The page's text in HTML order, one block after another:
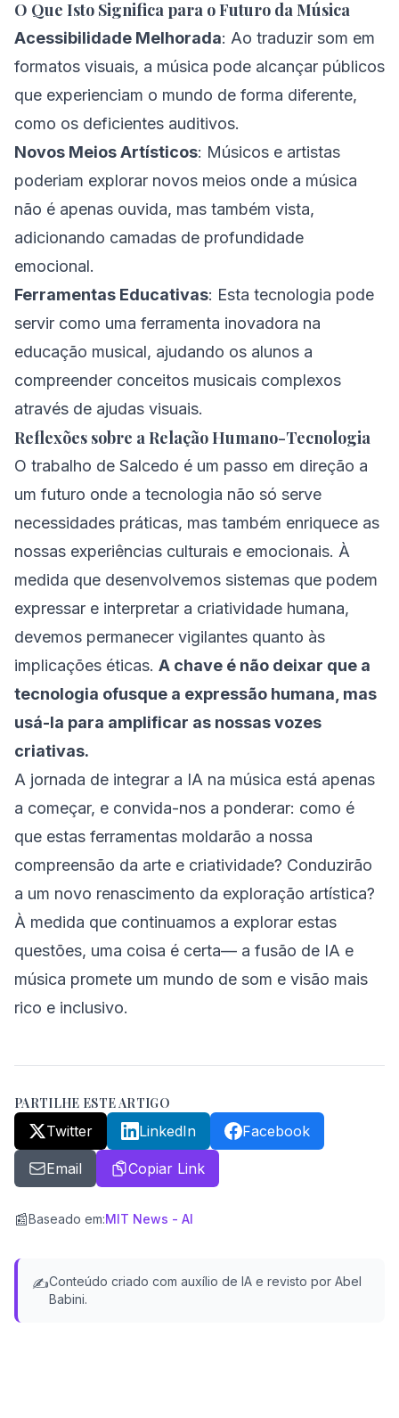
O Que Isto Significa para o Futuro da Música
Acessibilidade Melhorada: Ao traduzir som em
formatos visuais, a música pode alcançar públicos
que experienciam o mundo de forma diferente,
como os deficientes auditivos.
Novos Meios Artísticos: Músicos e artistas
poderiam explorar novos meios onde a música
não é apenas ouvida, mas também vista,
adicionando camadas de profundidade
emocional.
Ferramentas Educativas: Esta tecnologia pode
servir como uma ferramenta inovadora na
educação musical, ajudando os alunos a
compreender conceitos musicais complexos
através de ajudas visuais.
Reflexões sobre a Relação Humano-Tecnologia
O trabalho de Salcedo é um passo em direção a
um futuro onde a tecnologia não só serve
necessidades práticas, mas também enriquece as
nossas experiências culturais e emocionais. À
medida que desenvolvemos sistemas que podem
expressar e interpretar a criatividade humana,
devemos permanecer vigilantes quanto às
implicações éticas. A chave é não deixar que a
tecnologia ofusque a expressão humana, mas
usá-la para amplificar as nossas vozes
criativas.
A jornada de integrar a IA na música está apenas
a começar, e convida-nos a ponderar: como é
que estas ferramentas moldarão a nossa
compreensão da arte e criatividade? Conduzirão
a um novo renascimento da exploração artística?
À medida que continuamos a explorar estas
questões, uma coisa é certa— a fusão de IA e
música promete um mundo de som e visão mais
rico e inclusivo.
PARTILHE ESTE ARTIGO
Twitter LinkedIn Facebook
Email Copiar Link
📰Baseado em:MIT News - AI
✍️Conteúdo criado com auxílio de IA e revisto por Abel
Babini.